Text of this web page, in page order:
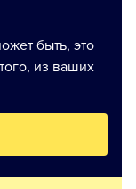
быть, это
из ваших